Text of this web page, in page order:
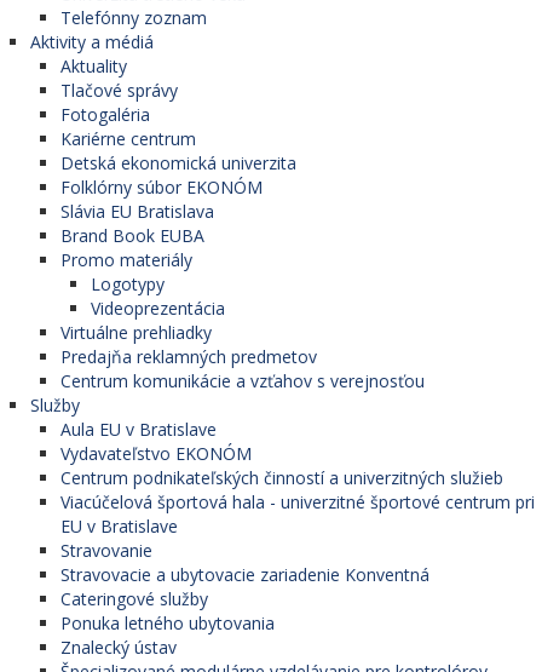
Telefónny zoznam
Aktivity a médiá
Aktuality
Tlačové správy
Fotogaléria
Kariérne centrum
Detská ekonomická univerzita
Folklórny súbor EKONÓM
Slávia EU Bratislava
Brand Book EUBA
Promo materiály
Logotypy
Videoprezentácia
Virtuálne prehliadky
Predajňa reklamných predmetov
Centrum komunikácie a vzťahov s verejnosťou
Služby
Aula EU v Bratislave
Vydavateľstvo EKONÓM
Centrum podnikateľských činností a univerzitných služieb
Viacúčelová športová hala - univerzitné športové centrum pri
EU v Bratislave
Stravovanie
Stravovacie a ubytovacie zariadenie Konventná
Cateringové služby
Ponuka letného ubytovania
Znalecký ústav